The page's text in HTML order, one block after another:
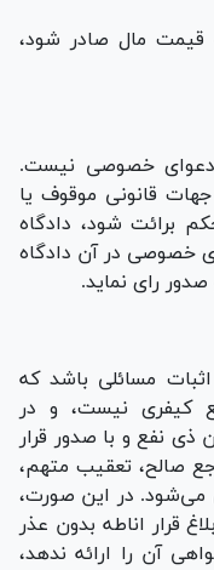
قیمت مال صادر شود،
خصوصی نیست.
قانونی موقوف یا
برائت شود، دادگاه
خصوصی در آن دادگاه
رای نماید.
مسائلی باشد که
کیفری نیست، و در
نفع و با صدور قرار
صالح، تعقیب متهم،
می‌شود. در این صورت،
قرار اناطه بدون عذر
آن را ارائه ندهد،